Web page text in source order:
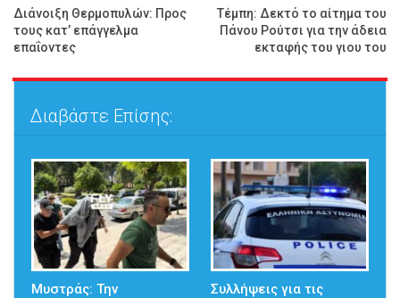
Διάνοιξη Θερμοπυλών: Προς
τους κατ’ επάγγελμα
επαΐοντες
Τέμπη: Δεκτό το αίτημα του
Πάνου Ρούτσι για την άδεια
εκταφής του γιου του
Διαβάστε Επίσης:
Μυστράς: Την Συλλήψεις για τις